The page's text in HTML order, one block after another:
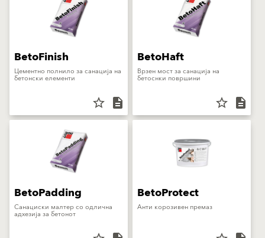
BetoFinish
Цементнo полнило за санација на
бетонски елементи
star_border description
BetoHaft
Врзен мост за санација на
бетоснки површини
star_border description
BetoPadding
Санациски малтер со одлична
адхезија за бетонот
BetoProtect
Анти корозивен премаз